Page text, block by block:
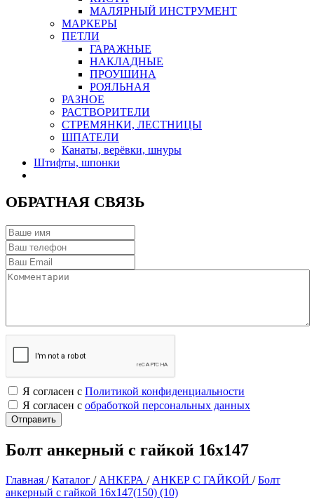
МАЛЯРНЫЙ ИНСТРУМЕНТ
МАРКЕРЫ
ПЕТЛИ
ГАРАЖНЫЕ
НАКЛАДНЫЕ
ПРОУШИНА
РОЯЛЬНАЯ
РАЗНОЕ
РАСТВОРИТЕЛИ
СТРЕМЯНКИ, ЛЕСТНИЦЫ
ШПАТЕЛИ
Канаты, верёвки, шнуры
Штифты, шпонки
ОБРАТНАЯ СВЯЗЬ
Я согласен с Политикой конфиденциальности
Я согласен с обработкой персональных данных
Болт анкерный с гайкой 16х147
Главная /Каталог / АНКЕРА / АНКЕР С ГАЙКОЙ /Болт
анкерный с гайкой 16х147(150) (10)